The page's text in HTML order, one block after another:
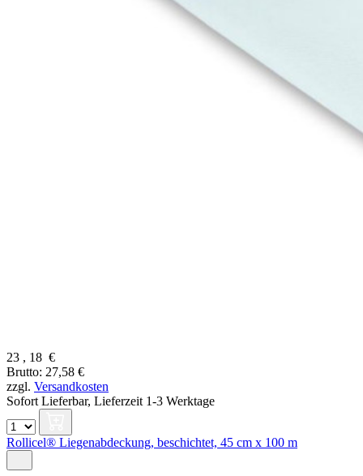
23 , 18 €
Brutto: 27,58 €
zzgl. Versandkosten
Sofort Lieferbar, Lieferzeit 1-3 Werktage
Rollicel® Liegenabdeckung, beschichtet, 45 cm x 100 m